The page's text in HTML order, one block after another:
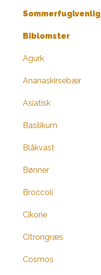
Sommerfuglvenlig
Biblomster
Agurk
Ananaskirsebær
Asiatisk
Basilikum
Blåkvast
Bønner
Broccoli
Cikorie
Citrongræs
Cosmos